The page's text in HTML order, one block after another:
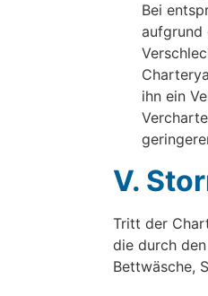
Bei
aufgrund
ihn ein
V.
Tritt der
die durch
Bettwäsche,